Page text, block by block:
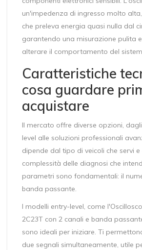
un'impedenza di ingresso molto
che preleva energia quasi nulla dal
garantendo una misurazione pulita
alterare il comportamento del
Caratteristiche
cosa guardare
acquistare
Il mercato offre diverse opzioni,
level alle soluzioni professionali
dipende dal tipo di veicoli che servi
complessità delle diagnosi che
parametri sono fondamentali: il
banda passante.
I modelli entry-level, come l'
2C23T con 2 canali e banda
sono ideali per iniziare. Ti
due segnali simultaneamente, utile